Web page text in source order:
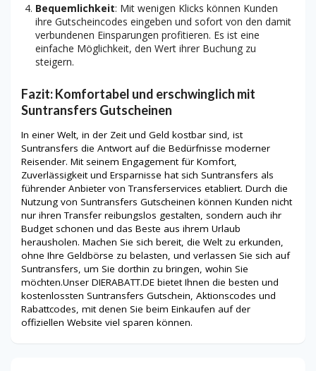
Bequemlichkeit: Mit wenigen Klicks können Kunden
ihre Gutscheincodes eingeben und sofort von den damit
verbundenen Einsparungen profitieren. Es ist eine
einfache Möglichkeit, den Wert ihrer Buchung zu
steigern.
Fazit: Komfortabel und erschwinglich mit
Suntransfers Gutscheinen
In einer Welt, in der Zeit und Geld kostbar sind, ist
Suntransfers die Antwort auf die Bedürfnisse moderner
Reisender. Mit seinem Engagement für Komfort,
Zuverlässigkeit und Ersparnisse hat sich Suntransfers als
führender Anbieter von Transferservices etabliert. Durch die
Nutzung von Suntransfers Gutscheinen können Kunden nicht
nur ihren Transfer reibungslos gestalten, sondern auch ihr
Budget schonen und das Beste aus ihrem Urlaub
herausholen. Machen Sie sich bereit, die Welt zu erkunden,
ohne Ihre Geldbörse zu belasten, und verlassen Sie sich auf
Suntransfers, um Sie dorthin zu bringen, wohin Sie
möchten.Unser DIERABATT.DE bietet Ihnen die besten und
kostenlossten Suntransfers Gutschein, Aktionscodes und
Rabattcodes, mit denen Sie beim Einkaufen auf der
offiziellen Website viel sparen können.